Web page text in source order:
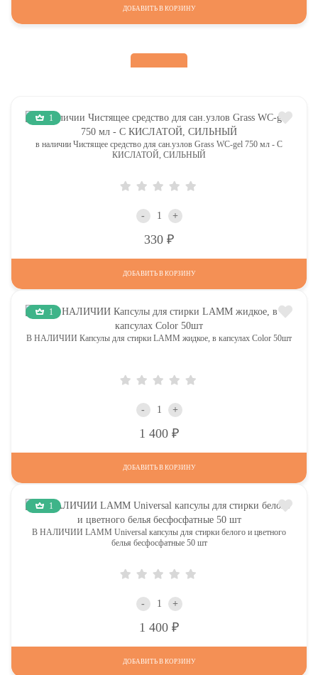
ДОБАВИТЬ В КОРЗИНУ
1
в наличии Чистящее средство для сан.узлов Grass WC-gel 750 мл - С
КИСЛАТОЙ, СИЛЬНЫЙ
- +
330
ДОБАВИТЬ В КОРЗИНУ
1
В НАЛИЧИИ Капсулы для стирки LAMM жидкое, в капсулах Color 50шт
- +
1 400
ДОБАВИТЬ В КОРЗИНУ
1
В НАЛИЧИИ LAMM Universal капсулы для стирки белого и цветного
белья бесфосфатные 50 шт
- +
1 400
ДОБАВИТЬ В КОРЗИНУ